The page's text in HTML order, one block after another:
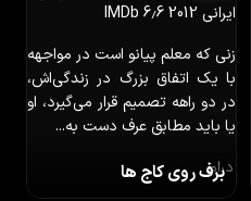
برف روی کاج ها
ایرانی 2012 IMDb 6٫6
زنی که معلم پیانو است در مواجهه
با یک اتفاق بزرگ در زندگی‌اش،
در دو راهه تصمیم قرار می‌گیرد، او
یا باید مطابق عرف دست به...
درام